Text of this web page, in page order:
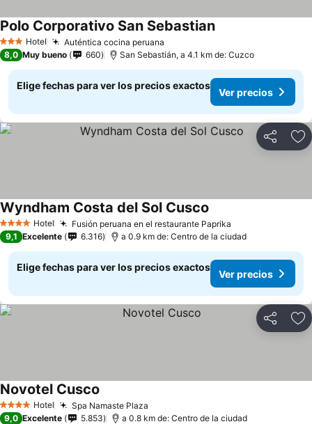
3 Estrellas
Hotel Auténtica cocina peruana
Polo Corporativo San Sebastian
8,0 Muy bueno 660 San Sebastián, a 4.1 km de: Cuzco
Elige fechas para ver los precios exactos
Ver precios
Compartir
4 EstrellasHotel Fusión peruana en el restaurante Paprika
Wyndham Costa del Sol Cusco
9,1 Excelente 6.316 a 0.9 km de: Centro de la ciudad
Elige fechas para ver los precios exactos
Ver precios
Compartir
4 EstrellasHotel Spa Namaste Plaza
Novotel Cusco
9,0 Excelente 5.853 a 0.8 km de: Centro de la ciudad